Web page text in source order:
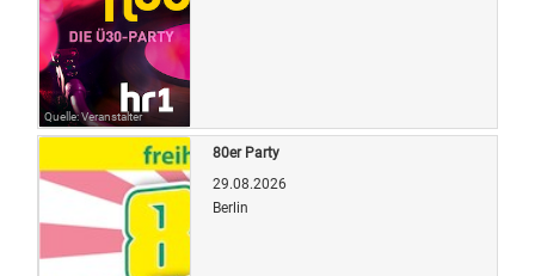
Quelle: Veranstalter
80er Party
29.08.2026
Berlin